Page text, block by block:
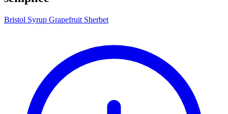
Bristol Syrup Grapefruit Sherbet